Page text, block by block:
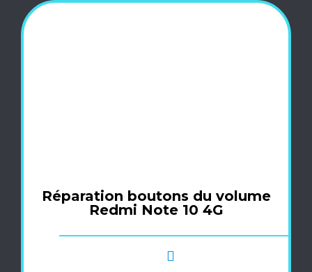
Réparation boutons du volume
Redmi Note 10 4G